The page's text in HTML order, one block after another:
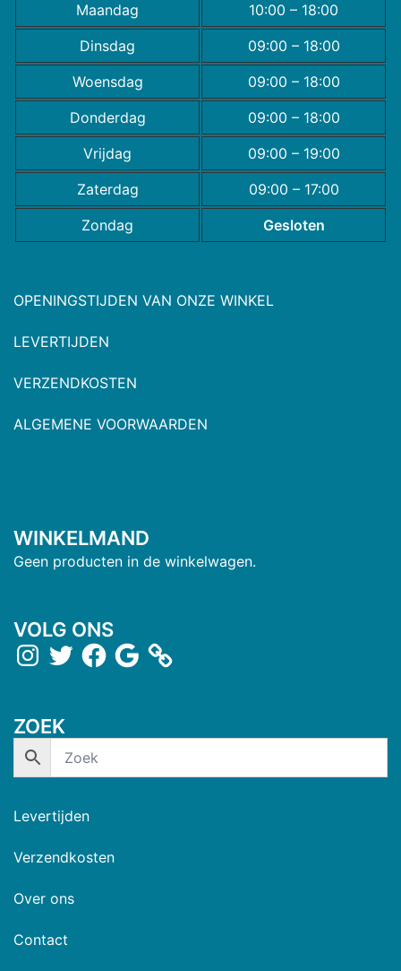
Maandag
10:00 – 18:00
Dinsdag
09:00 – 18:00
Woensdag
09:00 – 18:00
Donderdag
09:00 – 18:00
Vrijdag
09:00 – 19:00
Zaterdag
09:00 – 17:00
Zondag
Gesloten
OPENINGSTIJDEN VAN ONZE WINKEL
LEVERTIJDEN
VERZENDKOSTEN
ALGEMENE VOORWAARDEN
WINKELMAND
Geen producten in de winkelwagen.
VOLG ONS
ZOEK
Levertijden
Verzendkosten
Over ons
Contact